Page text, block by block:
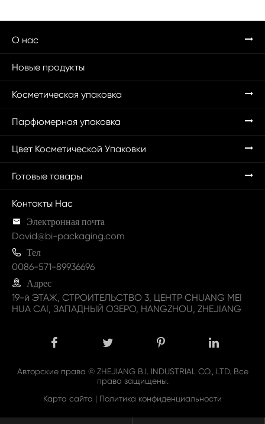
О нас
Новые продукты
Косметическая упаковка
Парфюмерная упаковка
Цвет Косметической Упаковки
Готовые товары
Контакты Нас
 Электронная почта
David@bi-packaging.com
 Тел
0086-571-89936696
 Адрес
19-й ЭТАЖ, СТРОИТЕЛЬСТВО 3, ЦЕНТР CHUANG MEI
HUA CAI, ЗАПАДНЫЙ ОЗЕРО, HANGZHOU, ZHEJIANG
Авторские права © ZHEJIANG B.I. INDUSTRIAL CO., LTD. Все
права защищены.
Карта сайта | Политика конфиденциальности